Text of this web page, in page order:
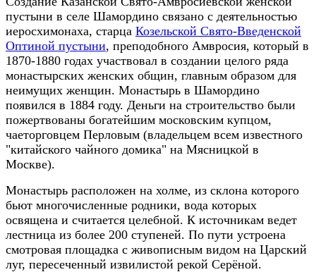
пустыни в селе Шамордино связано с деятельностью
иеросхимонаха, старца Козельской Свято-Введенской
Оптиной пустыни, преподобного Амвросия, который в
1870-1880 годах участвовал в создании целого ряда
монастырских женских общин, главным образом для
неимущих женщин. Монастырь в Шамордино
появился в 1884 году. Деньги на строительство были
пожертвованы богатейшим московским купцом,
чаеторговцем Перловым (владельцем всем известного
"китайского чайного домика" на Мясницкой в
Москве).
Монастырь расположен на холме, из склона которого
бьют многочисленные родники, вода которых
освящена и считается целебной. К источникам ведет
лестница из более 200 ступеней. По пути устроена
смотровая площадка с живописным видом на Царский
луг, пересеченный извилистой рекой Серёной.